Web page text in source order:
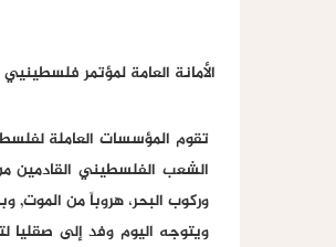
الأمانة العامة لمؤتمر
تقوم المؤسسات العاملة
الشعب الفلسطيني القادمين
وركوب البحر، هروباً من الموت,
ويتوجه اليوم وفد إلى صقليا